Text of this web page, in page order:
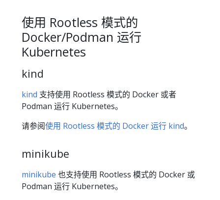
使用 Rootless 模式的
Docker/Podman 运行
Kubernetes
kind
kind 支持使用 Rootless 模式的 Docker 或者
Podman 运行 Kubernetes。
请参阅使用 Rootless 模式的 Docker 运行 kind。
minikube
minikube 也支持使用 Rootless 模式的 Docker 或
Podman 运行 Kubernetes。